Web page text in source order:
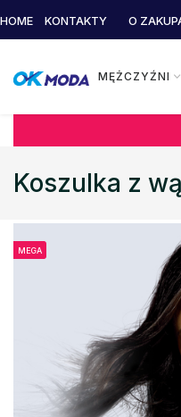
HOME KONTAKTY O
MĘŻCZYŹNI
Koszulka z
MEGA